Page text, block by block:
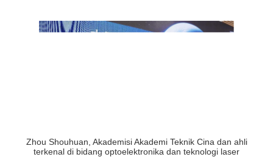
Zhou Shouhuan, Akademisi Akademi Teknik Cina dan ahli
terkenal di bidang optoelektronika dan teknologi laser